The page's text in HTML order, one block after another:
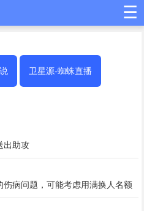
☰
卫星源-蜘蛛直播
出助攻
病问题，可能考虑用满换人名额